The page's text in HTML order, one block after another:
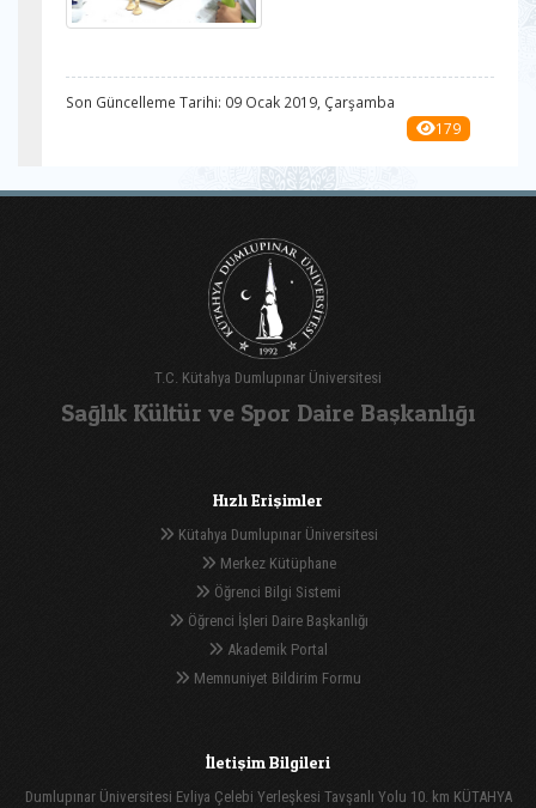
Son Güncelleme Tarihi: 09 Ocak 2019, Çarşamba
179
T.C. Kütahya Dumlupınar Üniversitesi
Sağlık Kültür ve Spor Daire Başkanlığı
Hızlı Erişimler
Kütahya Dumlupınar Üniversitesi
Merkez Kütüphane
Öğrenci Bilgi Sistemi
Öğrenci İşleri Daire Başkanlığı
Akademik Portal
Memnuniyet Bildirim Formu
İletişim Bilgileri
Dumlupınar Üniversitesi Evliya Çelebi Yerleşkesi Tavşanlı Yolu 10. km KÜTAHYA